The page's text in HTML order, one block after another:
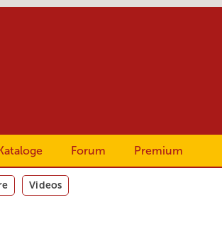
Kataloge Forum Premium
Videos